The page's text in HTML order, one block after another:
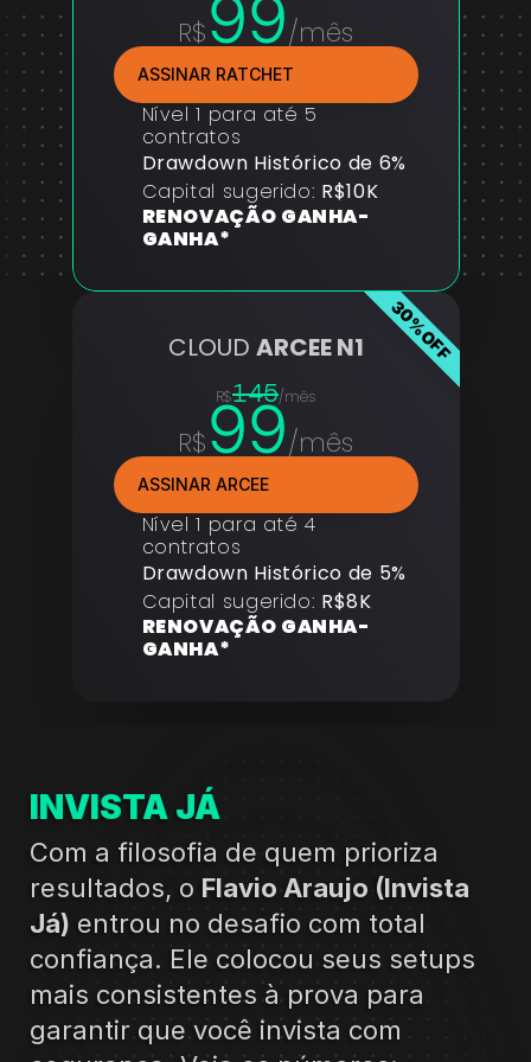
R$99/mês
ASSINAR RATCHET
Nível 1 para até 5
contratos
Drawdown Histórico de 6%
Capital sugerido: R$10K
RENOVAÇÃO GANHA-
GANHA*
CLOUD ARCEE N1
R$145/mês
R$99/mês
ASSINAR ARCEE
Nível 1 para até 4
contratos
Drawdown Histórico de 5%
Capital sugerido: R$8K
RENOVAÇÃO GANHA-
GANHA*
30%OFF
INVISTA JÁ
Com a filosofia de quem prioriza
resultados, o Flavio Araujo (Invista
Já) entrou no desafio com total
confiança. Ele colocou seus setups
mais consistentes à prova para
garantir que você invista com